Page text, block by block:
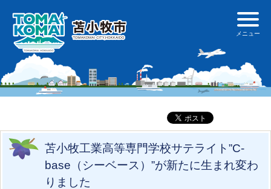
苫小牧工業高等専門学校サテライト”C-
base（シーベース）”が新たに生まれ変わ
りました